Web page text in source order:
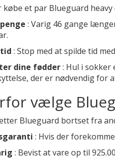
et par Blueguard heavy
: Varig 46 gange
: Stop med at spilde tid
dine fødder: Hul i sokker
der er nødvendig for
vælge
Blueguard bortset fra
: Hvis der
: Bevist at vare op til